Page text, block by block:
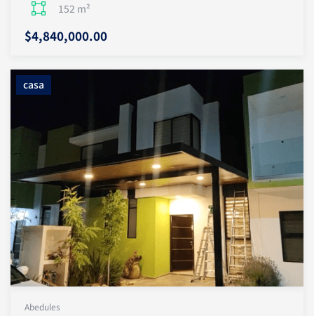
152 m²
$4,840,000.00
casa
Abedules